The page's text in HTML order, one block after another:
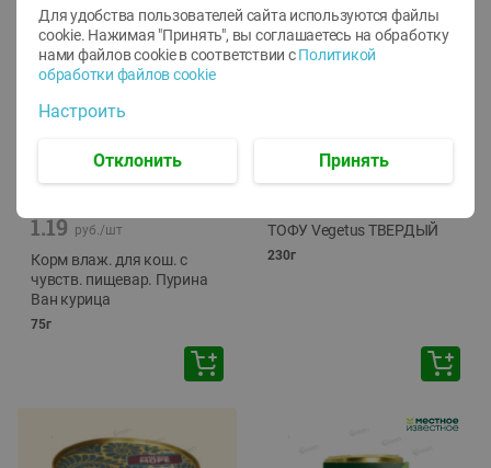
1.19 руб./шт
Корм влаж. для кош. с
чувств. пищевар. Пурина
Ван курица
75г
ТОФУ Vegetus ТВЕРДЫЙ
230г
Для удобства пользователей сайта используются файлы
cookie. Нажимая "Принять", вы соглашаетесь на обработку
нами файлов cookie в соответствии с Политикой
обработки файлов cookie
Настроить
Отклонить Принять